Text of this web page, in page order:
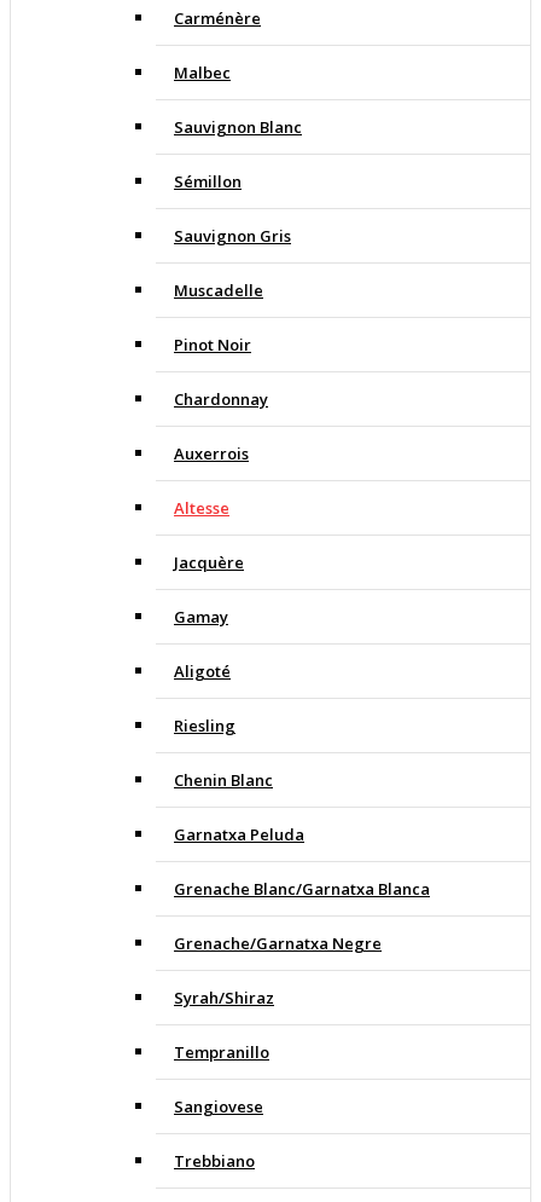
Carménère
Malbec
Sauvignon Blanc
Sémillon
Sauvignon Gris
Muscadelle
Pinot Noir
Chardonnay
Auxerrois
Altesse
Jacquère
Gamay
Aligoté
Riesling
Chenin Blanc
Garnatxa Peluda
Grenache Blanc/Garnatxa Blanca
Grenache/Garnatxa Negre
Syrah/Shiraz
Tempranillo
Sangiovese
Trebbiano